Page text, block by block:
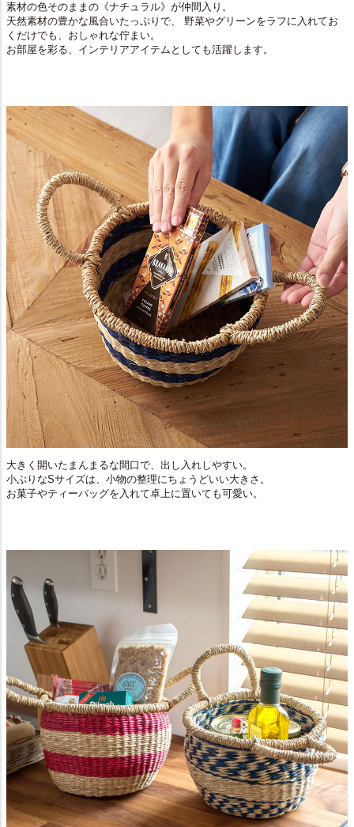
素材の色そのままの《ナチュラル》が仲間入り。
天然素材の豊かな風合いたっぷりで、 野菜やグリーンをラフに入れてお
くだけでも、おしゃれな佇まい。
お部屋を彩る、インテリアアイテムとしても活躍します。
大きく開いたまんまるな間口で、出し入れしやすい。
小ぶりなSサイズは、小物の整理にちょうどいい大きさ。
お菓子やティーバッグを入れて卓上に置いても可愛い。